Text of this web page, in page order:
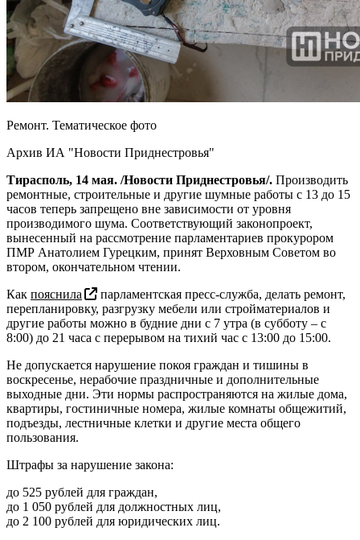
Ремонт. Тематическое фото
Архив ИА "Новости Приднестровья"
Тирасполь, 14 мая. /Новости Приднестровья/. Производить
ремонтные, строительные и другие шумные работы с 13 до 15
часов теперь запрещено вне зависимости от уровня
производимого шума. Соответствующий законопроект,
вынесенный на рассмотрение парламентариев прокурором
ПМР Анатолием Гурецким, принят Верховным Советом во
втором, окончательном чтении.
Как пояснила
парламентская пресс-служба, делать ремонт,
перепланировку, разгрузку мебели или стройматериалов и
другие работы можно в будние дни с 7 утра (в субботу – с
8:00) до 21 часа с перерывом на тихий час с 13:00 до 15:00.
Не допускается нарушение покоя граждан и тишины в
воскресенье, нерабочие праздничные и дополнительные
выходные дни. Эти нормы распространяются на жилые дома,
квартиры, гостиничные номера, жилые комнаты общежитий,
подъезды, лестничные клетки и другие места общего
пользования.
Штрафы за нарушение закона:
до 525 рублей для граждан,
до 1 050 рублей для должностных лиц,
до 2 100 рублей для юридических лиц.